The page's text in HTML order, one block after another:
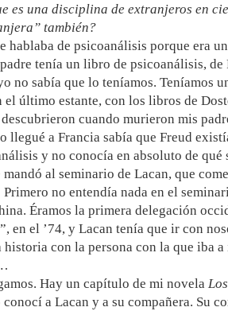
es una disciplina de extranjeros en
también?
hablaba de psicoanálisis porque era
tenía un libro de psicoanálisis, de
no sabía que lo teníamos. Teníamos
el último estante, con los libros de
cuando murieron mis
llegué a Francia sabía que Freud
y no conocía en absoluto de qué
al seminario de Lacan, que
no entendía nada en el
Éramos la primera delegación
en el ’74, y Lacan tenía que ir con
historia con la persona con la que iba
Hay un capítulo de mi novela
a Lacan y a su compañera. Su